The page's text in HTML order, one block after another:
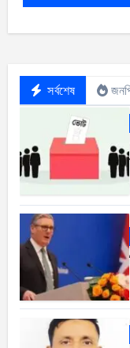
সর্বশেষ